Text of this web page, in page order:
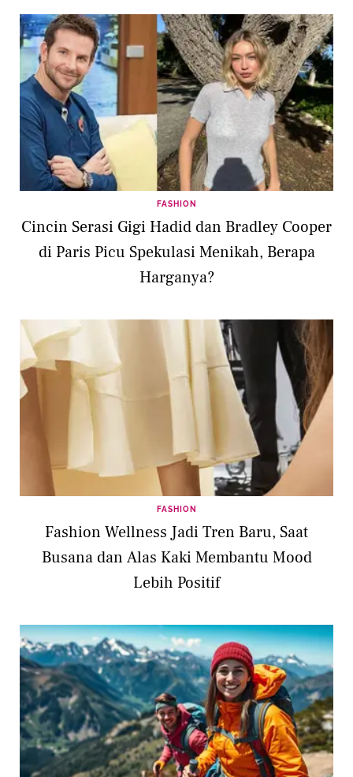
FASHION
Cincin Serasi Gigi Hadid dan Bradley Cooper
di Paris Picu Spekulasi Menikah, Berapa
Harganya?
FASHION
Fashion Wellness Jadi Tren Baru, Saat
Busana dan Alas Kaki Membantu Mood
Lebih Positif